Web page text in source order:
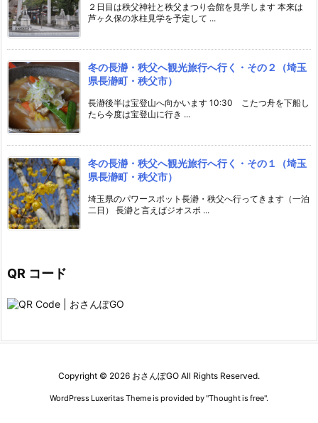
２日目は秩父神社と秩父まつり会館を見学します 本来は
芦ヶ久保の氷柱見学を予定して ...
冬の長瀞・秩父へ観光旅行へ行く・その２（埼玉
県長瀞町・秩父市）
長瀞後半は宝登山へ向かいます 10:30 こたつ舟を下船し
たら今度は宝登山に行き ...
冬の長瀞・秩父へ観光旅行へ行く・その１（埼玉
県長瀞町・秩父市）
埼玉県のパワースポット長瀞・秩父へ行ってきます（一泊
二日） 長瀞と言えばジオスポ ...
QR コード
Copyright © 2026 おさんぽGO All Rights Reserved.
WordPress Luxeritas Theme is provided by "Thought is free".